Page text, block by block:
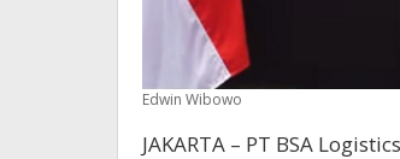
Edwin Wibowo
JAKARTA – PT BSA